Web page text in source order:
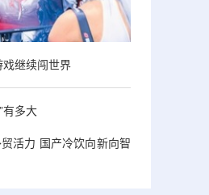
戏继续闯世界
有多大
活力 国产冷饮向新向智